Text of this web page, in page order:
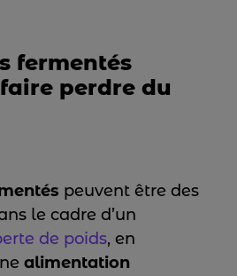
fermentés
perdre du
peuvent être des
le cadre d’un
de poids, en
alimentation